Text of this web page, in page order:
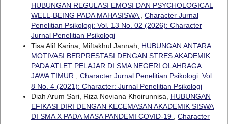
HUBUNGAN REGULASI EMOSI DAN PSYCHOLOGICAL
WELL-BEING PADA MAHASISWA, Character Jurnal
Penelitian Psikologi: Vol. 13 No. 02 (2026): Character
Jurnal Penelitian Psikologi
Tisa Alif Karina, Miftakhul Jannah, HUBUNGAN ANTARA
MOTIVASI BERPRESTASI DENGAN STRES AKADEMIK
PADA ATLET PELAJAR DI SMA NEGERI OLAHRAGA
JAWA TIMUR , Character Jurnal Penelitian Psikologi: Vol.
8 No. 4 (2021): Character: Jurnal Penelitian Psikologi
Diah Arum Sari, Riza Noviana Khoirunnisa, HUBUNGAN
EFIKASI DIRI DENGAN KECEMASAN AKADEMIK SISWA
DI SMA X PADA MASA PANDEMI COVID-19 , Character